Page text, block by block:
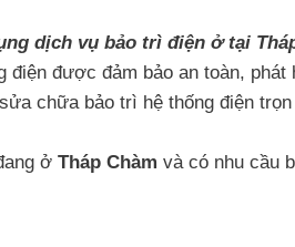
dịch vụ bảo trì điện ở tại
điện được đảm bảo an toàn,
chữa bảo trì hệ thống điện
ở Tháp Chàm và có nhu cầu